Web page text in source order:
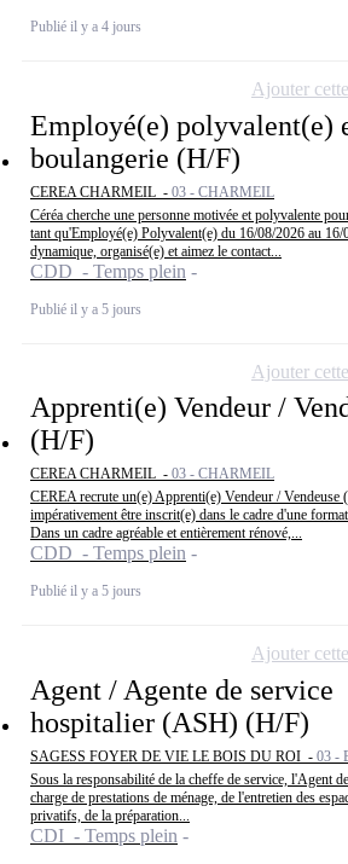
Publié il y a 4 jours
Employé(e) polyvalent(e)
boulangerie (H/F)
CEREA CHARMEIL - 03 - CHARMEIL
Céréa cherche une personne motivée et polyvalente
tant qu'Employé(e) Polyvalent(e) du 16/08/2026 au 16/
dynamique, organisé(e) et aimez le contact...
CDD - Temps plein
Publié il y a 5 jours
Ajouter
Apprenti(e) Vendeur /
(H/F)
CEREA CHARMEIL - 03 - CHARMEIL
CEREA recrute un(e) Apprenti(e) Vendeur / Vendeuse
impérativement être inscrit(e) dans le cadre d'une
Dans un cadre agréable et entièrement rénové,...
CDD - Temps plein
Publié il y a 5 jours
Ajouter
Agent / Agente de service
hospitalier (ASH) (H/F)
SAGESS FOYER DE VIE LE BOIS DU ROI - 03 -
Sous la responsabilité de la cheffe de service, l'Agent
charge de prestations de ménage, de l'entretien des
privatifs, de la préparation...
CDI - Temps plein
Ajouter